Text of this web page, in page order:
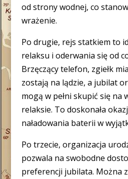
od strony wodnej, co
wrażenie.
Po drugie, rejs statkiem to
relaksu i oderwania się od
Brzęczący telefon, zgiełk
zostają na lądzie, a jubilat
mogą w pełni skupić się na
relaksie. To doskonała
naładowania baterii w
Po trzecie, organizacja
pozwala na swobodne
preferencji jubilata. Można